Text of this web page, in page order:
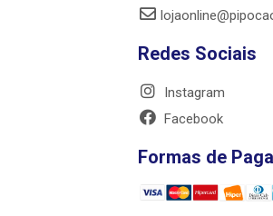
Redes Sociais
Instagram
Facebook
Formas de